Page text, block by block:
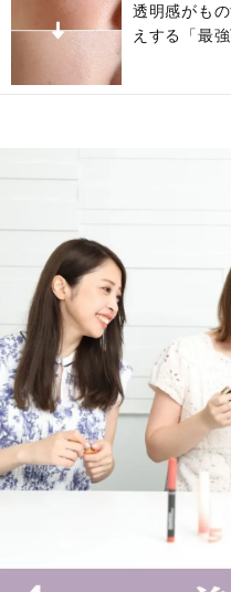
透明感がも
えする「最強